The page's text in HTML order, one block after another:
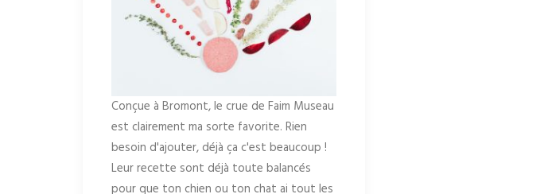
Conçue à Bromont, le crue de Faim Museau
est clairement ma sorte favorite. Rien
besoin d'ajouter, déjà ça c'est beaucoup !
Leur recette sont déjà toute balancés
pour que ton chien ou ton chat ai tout les